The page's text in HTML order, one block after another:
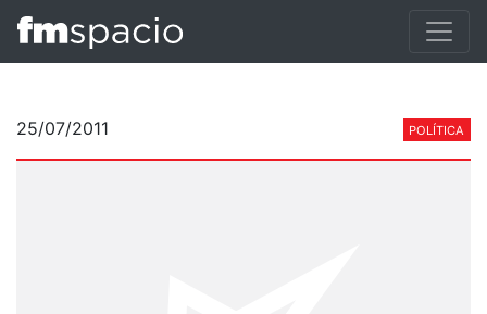
25/07/2011 POLÍTICA